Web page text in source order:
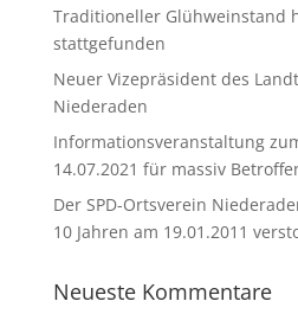
Traditioneller Glühweinstand
stattgefunden
Neuer Vizepräsident des
Niederaden
Informationsveranstaltung
14.07.2021 für massiv
Der SPD-Ortsverein
10 Jahren am 19.01.2011
Neueste Kommentare